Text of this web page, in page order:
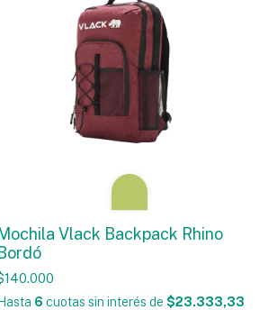
Mochila Vlack Backpack Rhino
Bordó
Hasta 6 cuotas sin interés de $23.333,33